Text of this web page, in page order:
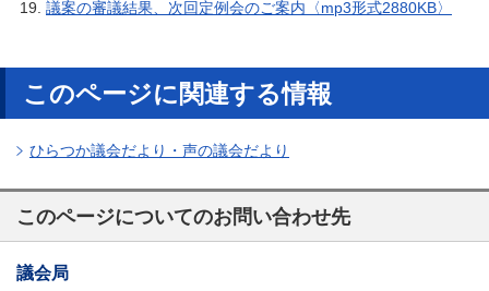
議案の審議結果、次回定例会のご案内〈mp3形式2880KB〉
このページに関連する情報
ひらつか議会だより・声の議会だより
このページについてのお問い合わせ先
議会局